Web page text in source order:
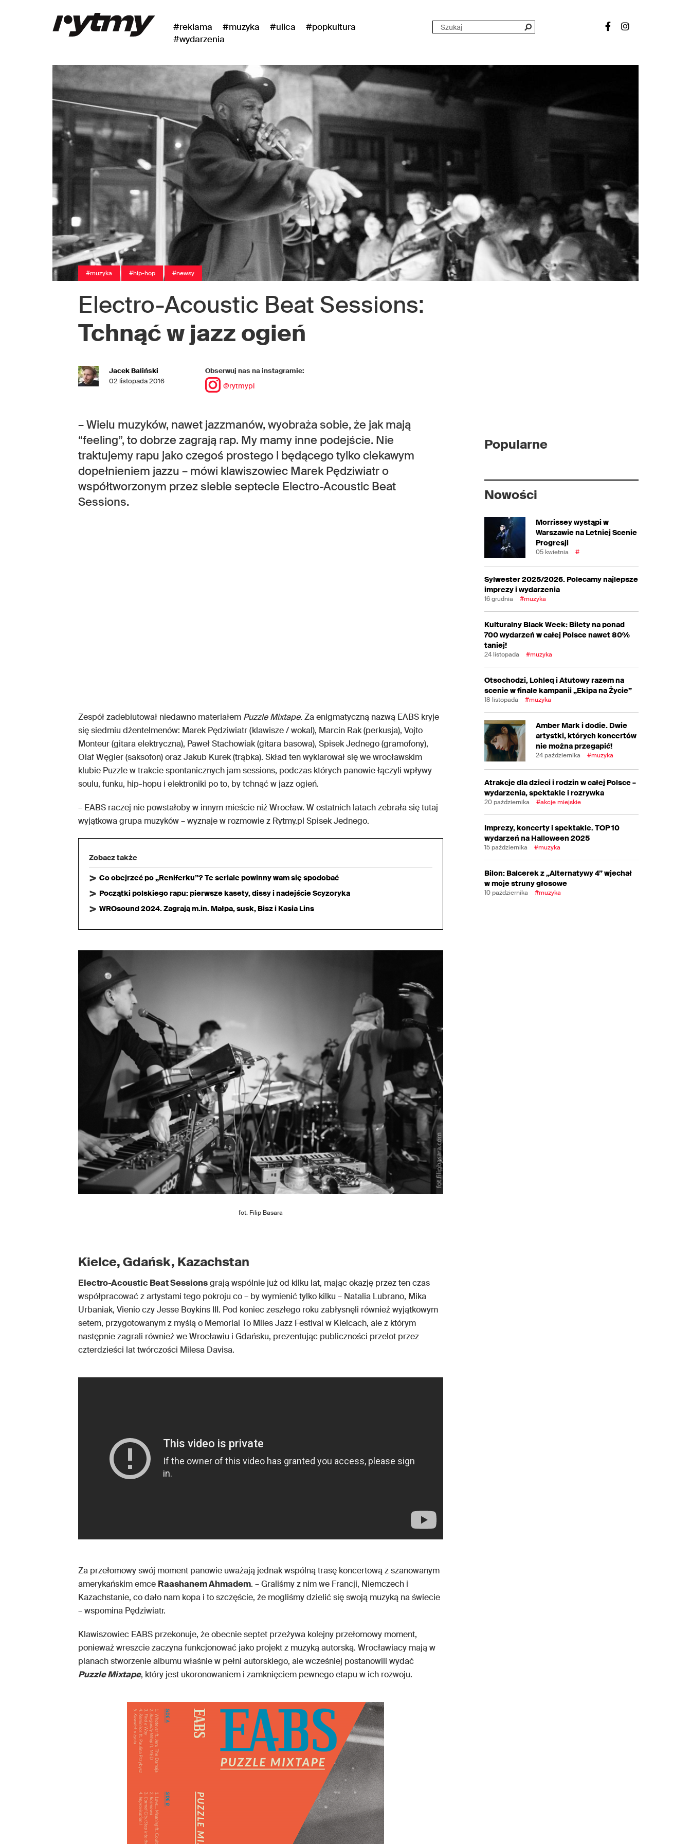
#reklama #muzyka #ulica
#popkultura
#wydarzenia
#muzyka #hip-hop #newsy
Electro-Acoustic Beat Sessions:
Tchnąć w jazz ogień
Jacek Baliński
02 listopada 2016
Obserwuj nas na instagramie:
@rytmypl
– Wielu muzyków, nawet jazzmanów, wyobraża sobie, że jak mają
“feeling”, to dobrze zagrają rap. My mamy inne podejście. Nie
traktujemy rapu jako czegoś prostego i będącego tylko ciekawym
dopełnieniem jazzu – mówi klawiszowiec Marek Pędziwiatr o
współtworzonym przez siebie septecie Electro-Acoustic Beat
Sessions.
Zespół zadebiutował niedawno materiałem Puzzle Mixtape. Za enigmatyczną nazwą EABS kryje
się siedmiu dżentelmenów: Marek Pędziwiatr (klawisze / wokal), Marcin Rak (perkusja), Vojto
Monteur (gitara elektryczna), Paweł Stachowiak (gitara basowa), Spisek Jednego (gramofony),
Olaf Węgier (saksofon) oraz Jakub Kurek (trąbka). Skład ten wyklarował się we wrocławskim
klubie Puzzle w trakcie spontanicznych jam sessions, podczas których panowie łączyli wpływy
soulu, funku, hip-hopu i elektroniki po to, by tchnąć w jazz ogień.
– EABS raczej nie powstałoby w innym mieście niż Wrocław. W ostatnich latach zebrała się tutaj
wyjątkowa grupa muzyków – wyznaje w rozmowie z Rytmy.pl Spisek Jednego.
Zobacz także
Co obejrzeć po „Reniferku”? Te seriale powinny wam się spodobać
Początki polskiego rapu: pierwsze kasety, dissy i nadejście Scyzoryka
WROsound 2024. Zagrają m.in. Małpa, susk, Bisz i Kasia Lins
fot. Filip Basara
Kielce, Gdańsk, Kazachstan
Electro-Acoustic Beat Sessionsgrają wspólnie już od kilku lat, mając okazję przez ten czas
współpracować z artystami tego pokroju co – by wymienić tylko kilku – Natalia Lubrano, Mika
Urbaniak, Vienio czy Jesse Boykins III. Pod koniec zeszłego roku zabłysnęli również wyjątkowym
setem, przygotowanym z myślą o Memorial To Miles Jazz Festival w Kielcach, ale z którym
następnie zagrali również we Wrocławiu i Gdańsku, prezentując publiczności przelot przez
czterdzieści lat twórczości Milesa Davisa.
Za przełomowy swój moment panowie uważają jednak wspólną trasę koncertową z szanowanym
amerykańskim emce Raashanem Ahmadem. – Graliśmy z nim we Francji, Niemczech i
Kazachstanie, co dało nam kopa i to szczęście, że mogliśmy dzielić się swoją muzyką na świecie
– wspomina Pędziwiatr.
Klawiszowiec EABS przekonuje, że obecnie septet przeżywa kolejny przełomowy moment,
ponieważ wreszcie zaczyna funkcjonować jako projekt z muzyką autorską. Wrocławiacy mają w
planach stworzenie albumu właśnie w pełni autorskiego, ale wcześniej postanowili wydać
Puzzle Mixtape, który jest ukoronowaniem i zamknięciem pewnego etapu w ich rozwoju.
Popularne
Nowości
Morrissey wystąpi w
Warszawie na Letniej Scenie
Progresji
05 kwietnia #
Sylwester 2025/2026. Polecamy najlepsze
imprezy i wydarzenia
16 grudnia #muzyka
Kulturalny Black Week: Bilety na ponad
700 wydarzeń w całej Polsce nawet 80%
taniej!
24 listopada #muzyka
Otsochodzi, Lohleq i Atutowy razem na
scenie w finale kampanii „Ekipa na Życie”
18 listopada #muzyka
Amber Mark i dodie. Dwie
artystki, których koncertów
nie można przegapić!
24 października #muzyka
Atrakcje dla dzieci i rodzin w całej Polsce –
wydarzenia, spektakle i rozrywka
20 października #akcje miejskie
Imprezy, koncerty i spektakle. TOP 10
wydarzeń na Halloween 2025
15 października #muzyka
Bilon: Balcerek z „Alternatywy 4” wjechał
w moje struny głosowe
10 października #muzyka